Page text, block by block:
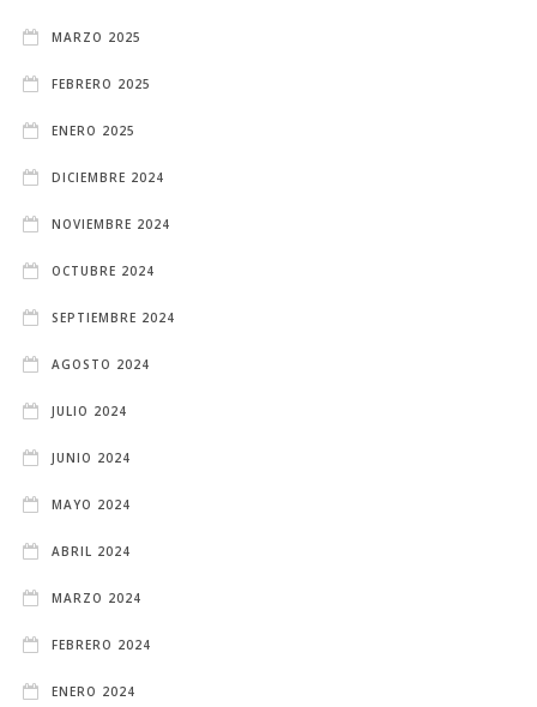
MARZO 2025
FEBRERO 2025
ENERO 2025
DICIEMBRE 2024
NOVIEMBRE 2024
OCTUBRE 2024
SEPTIEMBRE 2024
AGOSTO 2024
JULIO 2024
JUNIO 2024
MAYO 2024
ABRIL 2024
MARZO 2024
FEBRERO 2024
ENERO 2024